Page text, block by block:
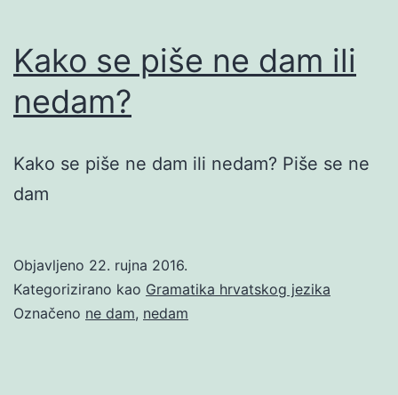
Kako se piše ne dam ili
nedam?
Kako se piše ne dam ili nedam? Piše se ne
dam
Objavljeno 22. rujna 2016.
Kategorizirano kao Gramatika hrvatskog jezika
Označeno ne dam, nedam